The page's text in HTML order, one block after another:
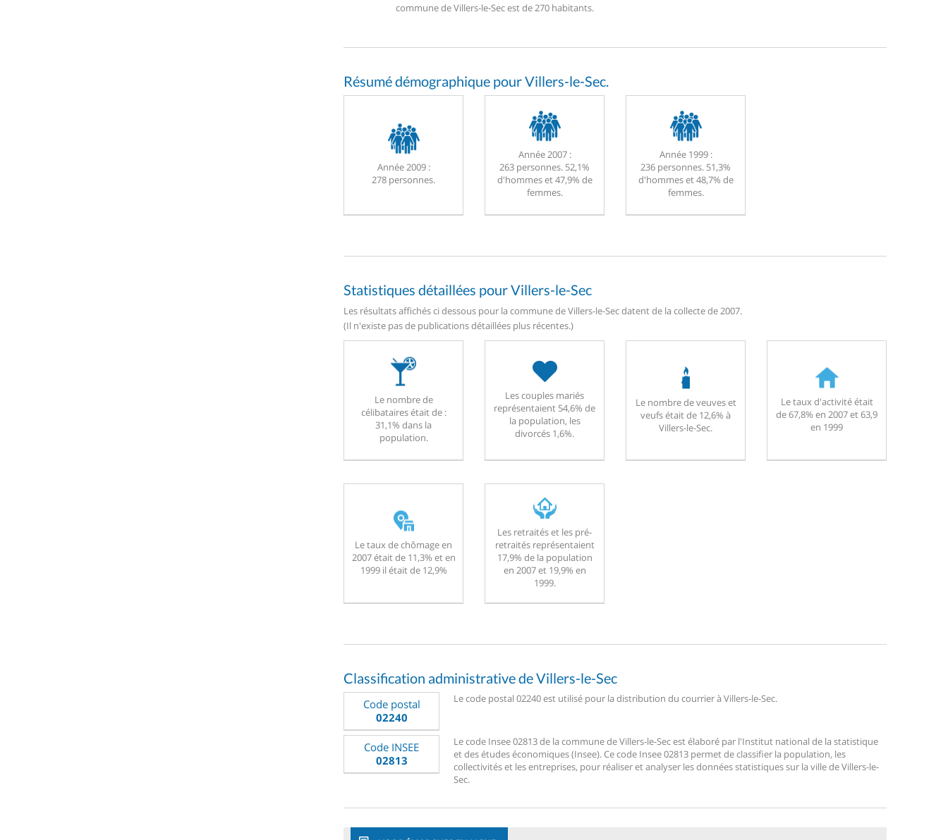
commune de Villers-le-Sec est de 270 habitants.
Résumé démographique pour Villers-le-Sec.
Année 2009 :
278 personnes.
Année 2007 :
263 personnes. 52,1%
d'hommes et 47,9% de
femmes.
Année 1999 :
236 personnes. 51,3%
d'hommes et 48,7% de
femmes.
Statistiques détaillées pour Villers-le-Sec
Les résultats affichés ci dessous pour la commune de Villers-le-Sec datent de la collecte de 2007.
(Il n'existe pas de publications détaillées plus récentes.)
Le nombre de
célibataires était de :
31,1% dans la
population.
Les couples mariés
représentaient 54,6% de
la population, les
divorcés 1,6%.
Le nombre de veuves et
veufs était de 12,6% à
Villers-le-Sec.
Le taux d'activité était
de 67,8% en 2007 et 63,9
en 1999
Le taux de chômage en
2007 était de 11,3% et en
1999 il était de 12,9%
Les retraités et les pré-
retraités représentaient
17,9% de la population
en 2007 et 19,9% en
1999.
Classification administrative de Villers-le-Sec
Code postal
02240
Le code postal 02240 est utilisé pour la distribution du courrier à Villers-le-Sec.
Code INSEE
02813
Le code Insee 02813 de la commune de Villers-le-Sec est élaboré par l'Institut national de la statistique
et des études économiques (Insee). Ce code Insee 02813 permet de classifier la population, les
collectivités et les entreprises, pour réaliser et analyser les données statistiques sur la ville de Villers-le-
Sec.